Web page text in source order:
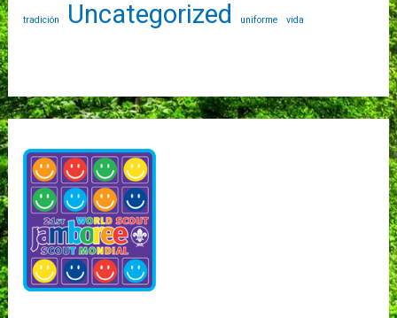
tradición Uncategorized uniforme vida